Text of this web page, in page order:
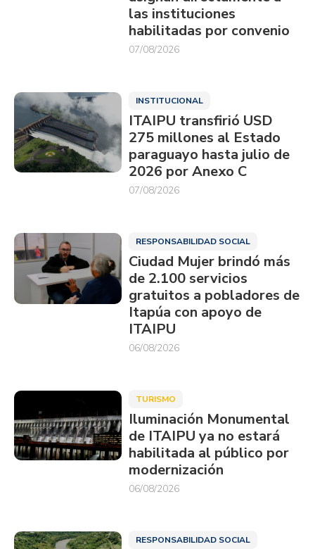
las instituciones
habilitadas por convenio
07/08/2026
INSTITUCIONAL
ITAIPU transfirió USD
275 millones al Estado
paraguayo hasta julio de
2026 por Anexo C
07/08/2026
RESPONSABILIDAD SOCIAL
Ciudad Mujer brindó más
de 2.100 servicios
gratuitos a pobladores de
Itapúa con apoyo de
ITAIPU
06/08/2026
TURISMO
Iluminación Monumental
de ITAIPU ya no estará
habilitada al público por
modernización
06/08/2026
RESPONSABILIDAD SOCIAL